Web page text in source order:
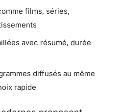
films, séries,
avec résumé, durée
diffusés au même
rapide